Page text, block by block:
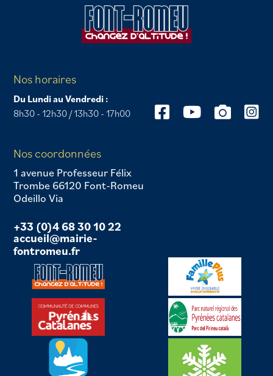
Nos horaires
Du Lundi au Vendredi :
8h30 - 12h30 / 13h30 - 17h00
Nos coordonnées
1 avenue Professeur Félix
Trombe 66120 Font-Romeu
Odeillo Via
+33 (0)4 68 30 10 22
accueil@mairie-
fontromeu.fr